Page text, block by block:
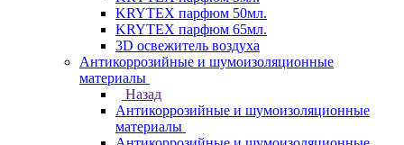
KRYTEX парфюм 50мл.
KRYTEX парфюм 65мл.
3D освежитель воздуха
Антикоррозийные и шумоизоляционные
материалы
Назад
Антикоррозийные и шумоизоляционные
материалы